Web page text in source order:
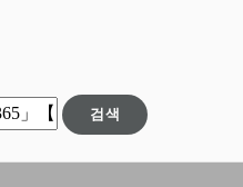
검색